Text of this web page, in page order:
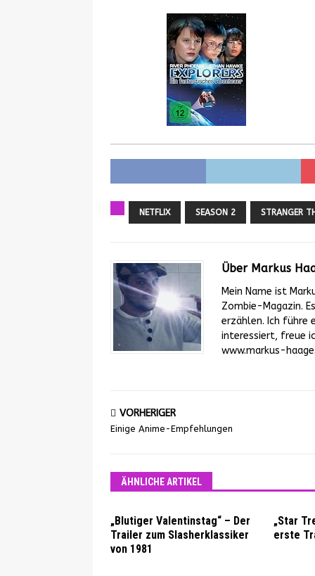
NETFLIX SEASON 2 STRANGER
Über Markus
Mein Name ist
Zombie-Magazin.
erzählen. Ich führe
interessiert, freue
www.markus-
VORHERIGER
Einige Anime-Empfehlungen
ÄHNLICHE ARTIKEL
„Blutiger Valentinstag“ – Der
Trailer zum Slasherklassiker
von 1981
„Star
erste